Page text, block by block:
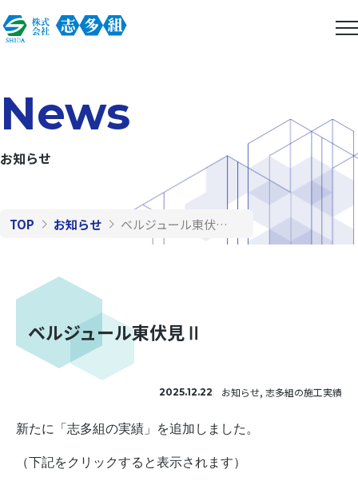
News
お知らせ
TOP お知らせ ベルジュール東伏見Ⅱ
ベルジュール東伏見Ⅱ
2025.12.22 お知らせ, 志多組の施工実績
新たに「志多組の実績」を追加しました。
（下記をクリックすると表示されます）